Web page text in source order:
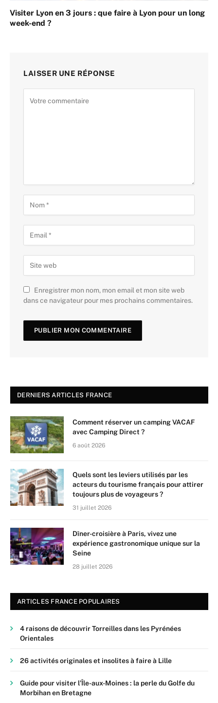
Visiter Lyon en 3 jours : que faire à Lyon pour un long
week-end ?
LAISSER UNE RÉPONSE
Enregistrer mon nom, mon email et mon site web
dans ce navigateur pour mes prochains commentaires.
DERNIERS ARTICLES FRANCE
Comment réserver un camping VACAF
avec Camping Direct ?
6 août 2026
Quels sont les leviers utilisés par les
acteurs du tourisme français pour attirer
toujours plus de voyageurs ?
31 juillet 2026
Dîner-croisière à Paris, vivez une
expérience gastronomique unique sur la
Seine
28 juillet 2026
ARTICLES FRANCE POPULAIRES
4 raisons de découvrir Torreilles dans les Pyrénées
Orientales
26 activités originales et insolites à faire à Lille
Guide pour visiter l’Île-aux-Moines : la perle du Golfe du
Morbihan en Bretagne